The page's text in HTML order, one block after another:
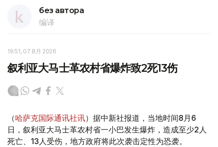
без автора
编译
19:51, 07 8月 2026
叙利亚大马士革农村省爆炸致2死13伤
（哈萨克国际通讯社讯）据中新社报道，当地时间8月6
日，叙利亚大马士革农村省一小巴发生爆炸，造成至少2人
死亡、13人受伤，地方政府将此次袭击定性为恐袭。